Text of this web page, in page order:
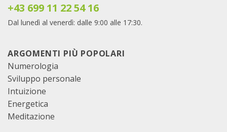
+43 699 11 22 54 16
Dal lunedì al venerdì: dalle 9:00 alle 17:30.
ARGOMENTI PIÙ POPOLARI
Numerologia
Sviluppo personale
Intuizione
Energetica
Meditazione